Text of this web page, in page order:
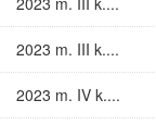
2023 m. III k....
2023 m. IV k....